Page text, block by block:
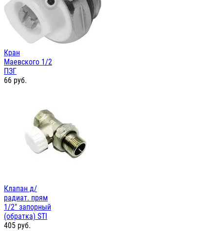
Кран
Маевского 1/2
ПЗГ
66 руб.
Клапан д/
радиат. прям
1/2" запорный
(обратка) STI
405 руб.